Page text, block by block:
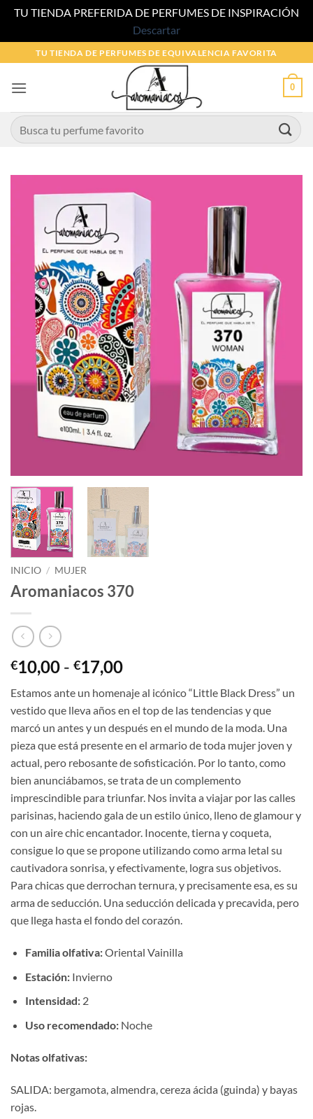
TU TIENDA PREFERIDA DE PERFUMES DE INSPIRACIÓN
Descartar
al
contenido
TU TIENDA DE PERFUMES DE EQUIVALENCIA FAVORITA
0
Buscar
por:
INICIO / MUJER
Aromaniacos 370
€10,00 - €17,00Rango
precios:
desde
€10,00
hasta
€17,00
Estamos ante un homenaje al icónico “Little Black Dress” un
vestido que lleva años en el top de las tendencias y que
marcó un antes y un después en el mundo de la moda. Una
pieza que está presente en el armario de toda mujer joven y
actual, pero rebosante de sofisticación. Por lo tanto, como
bien anunciábamos, se trata de un complemento
imprescindible para triunfar. Nos invita a viajar por las calles
parisinas, haciendo gala de un estilo único, lleno de glamour y
con un aire chic encantador. Inocente, tierna y coqueta,
consigue lo que se propone utilizando como arma letal su
cautivadora sonrisa, y efectivamente, logra sus objetivos.
Para chicas que derrochan ternura, y precisamente esa, es su
arma de seducción. Una seducción delicada y precavida, pero
que llega hasta el fondo del corazón.
Familia olfativa:Oriental Vainilla
Estación:Invierno
Intensidad:2
Uso recomendado:Noche
Notas olfativas:
SALIDA: bergamota, almendra, cereza ácida (guinda) y bayas
rojas.